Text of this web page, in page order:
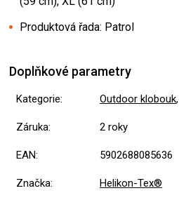
Produktová řada: Patrol
Doplňkové parametry
Kategorie: Outdoor klobouk,
Záruka: 2 roky
EAN: 5902688085636
Značka: Helikon-Tex®